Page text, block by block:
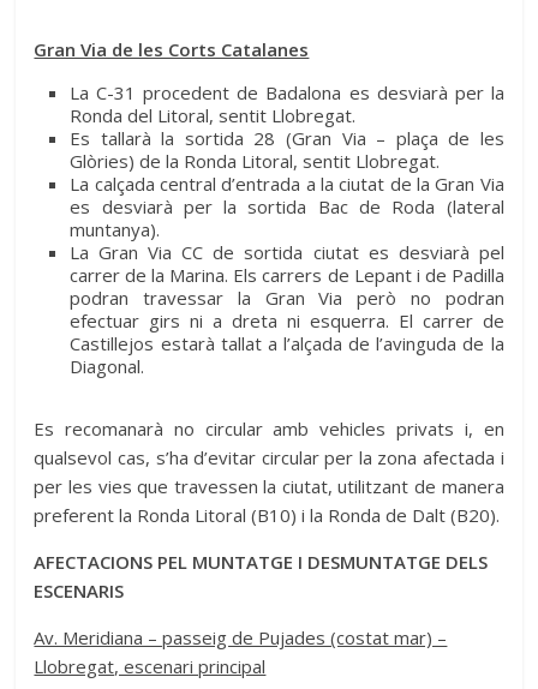
Gran Via de les Corts Catalanes
La C-31 procedent de Badalona es desviarà per la
Ronda del Litoral, sentit Llobregat.
Es tallarà la sortida 28 (Gran Via – plaça de les
Glòries) de la Ronda Litoral, sentit Llobregat.
La calçada central d’entrada a la ciutat de la Gran Via
es desviarà per la sortida Bac de Roda (lateral
muntanya).
La Gran Via CC de sortida ciutat es desviarà pel
carrer de la Marina. Els carrers de Lepant i de Padilla
podran travessar la Gran Via però no podran
efectuar girs ni a dreta ni esquerra. El carrer de
Castillejos estarà tallat a l’alçada de l’avinguda de la
Diagonal.
Es recomanarà no circular amb vehicles privats i, en
qualsevol cas, s’ha d’evitar circular per la zona afectada i
per les vies que travessen la ciutat, utilitzant de manera
preferent la Ronda Litoral (B10) i la Ronda de Dalt (B20).
AFECTACIONS PEL MUNTATGE I DESMUNTATGE DELS
ESCENARIS
Av. Meridiana – passeig de Pujades (costat mar) –
Llobregat, escenari principal